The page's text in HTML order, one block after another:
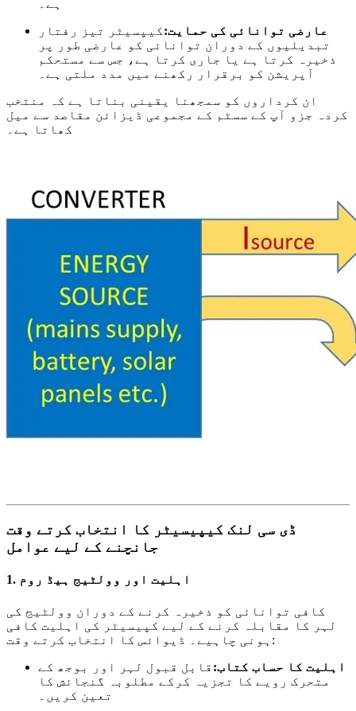
ہے۔
عارضی توانائی کی حمایت:کیپسیٹر تیز رفتار
تبدیلیوں کے دوران توانائی کو عارضی طور پر
ذخیرہ کرتا ہے یا جاری کرتا ہے، جس سے مستحکم
آپریشن کو برقرار رکھنے میں مدد ملتی ہے۔
ان کرداروں کو سمجھنا یقینی بناتا ہے کہ منتخب
کردہ جزو آپ کے سسٹم کے مجموعی ڈیزائن مقاصد سے میل
کھاتا ہے۔
ڈی سی لنک کیپیسیٹر کا انتخاب کرتے وقت
جانچنے کے لیے عوامل
1. اہلیت اور وولٹیج ہیڈ روم
کافی توانائی کو ذخیرہ کرنے کے دوران وولٹیج کی
لہر کا مقابلہ کرنے کے لیے کپیسیٹر کی اہلیت کافی
ہونی چاہیے۔ ڈیوائس کا انتخاب کرتے وقت:
اہلیت کا حساب کتاب: قابل قبول لہر اور بوجھ کے
متحرک رویے کا تجزیہ کرکے مطلوبہ گنجائش کا
تعین کریں۔